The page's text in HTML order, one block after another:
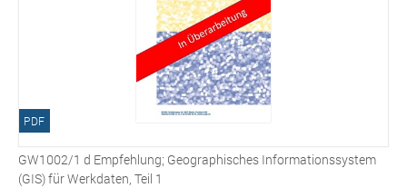
PDF
GW1002/1 d Empfehlung; Geographisches Informationssystem
(GIS) für Werkdaten, Teil 1